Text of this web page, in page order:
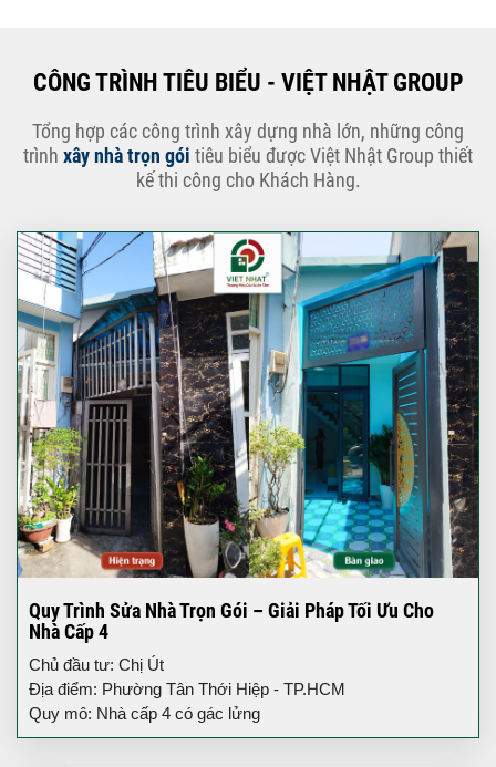
CÔNG TRÌNH TIÊU BIỂU - VIỆT NHẬT GROUP
Tổng hợp các công trình xây dựng nhà lớn, những công
trình xây nhà trọn gói tiêu biểu được Việt Nhật Group thiết
kế thi công cho Khách Hàng.
Quy Trình Sửa Nhà Trọn Gói – Giải Pháp Tối Ưu Cho
Nhà Cấp 4
Chủ đầu tư: Chị Út
Địa điểm: Phường Tân Thới Hiệp - TP.HCM
Quy mô: Nhà cấp 4 có gác lửng